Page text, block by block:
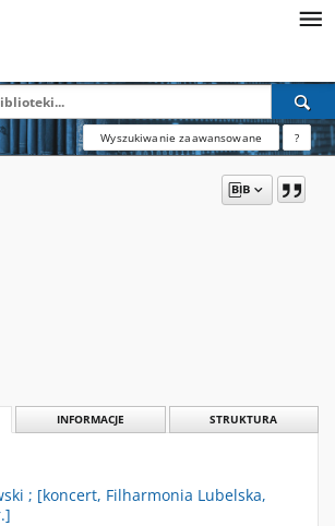
Wyszukiwanie zaawansowane ?
INFORMACJE STRUKTURA
; [koncert, Filharmonia Lubelska,